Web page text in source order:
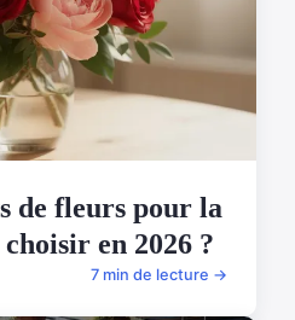
de fleurs pour la
en 2026 ?
7 min de lecture →